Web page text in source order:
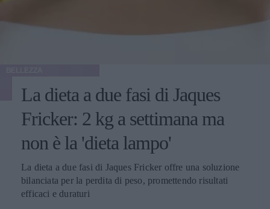
La dieta a due fasi di Jaques
Fricker: 2 kg a settimana ma
non è la 'dieta lampo'
La dieta a due fasi di Jaques Fricker offre una soluzione
bilanciata per la perdita di peso, promettendo risultati
efficaci e duraturi